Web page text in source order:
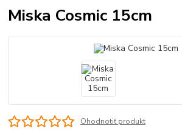
Miska Cosmic 15cm
Ohodnotiť produkt